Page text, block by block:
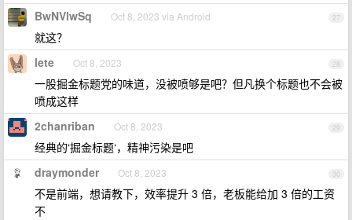
27
BwNVlwSq Oct 8, 2023 via Android
就这？
28
lete Oct 8, 2023
一股掘金标题党的味道，没被喷够是吧？但凡换个标题也不会被
喷成这样
29
2chanriban Oct 8, 2023
经典的‘掘金标题‘，精神污染是吧
30
draymonder Oct 8, 2023
不是前端，想请教下，效率提升 3 倍，老板能给加 3 倍的工资
不